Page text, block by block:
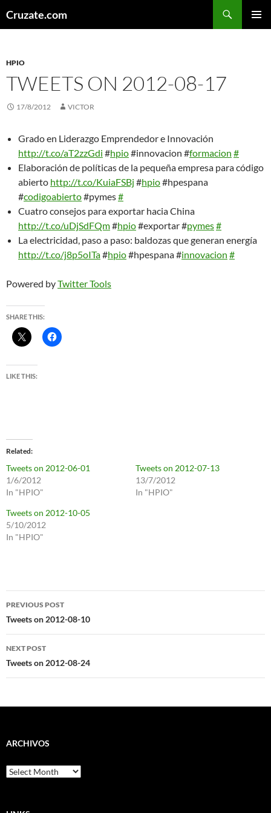
toCruzate.com
HPIO
TWEETS ON 2012-08-17
17/8/2012 VICTOR
Grado en Liderazgo Emprendedor e Innovación
http://t.co/aT2zzGdi #hpio#innovacion #formacion #
Elaboración de políticas de la pequeña empresa para código
abierto http://t.co/KuiaFSBj #hpio#hpespana
#codigoabierto#pymes#
Cuatro consejos para exportar hacia China
http://t.co/uDjSdFQm#hpio#exportar #pymes#
La electricidad, paso a paso: baldozas que generan energía
http://t.co/j8p5oITa#hpio#hpespana #innovacion #
Powered byTwitter Tools
SHARE THIS:
LIKE THIS:
Related
Tweets on 2012-06-01
1/6/2012
In "HPIO"
Tweets on 2012-07-13
13/7/2012
In "HPIO"
Tweets on 2012-10-05
5/10/2012
In "HPIO"
Post
navigation
PREVIOUS POST
Tweets on 2012-08-10
NEXT POST
Tweets on 2012-08-24
ARCHIVOS
Archivos